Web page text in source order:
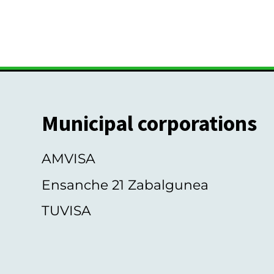
Municipal corporations
AMVISA
Ensanche 21 Zabalgunea
TUVISA